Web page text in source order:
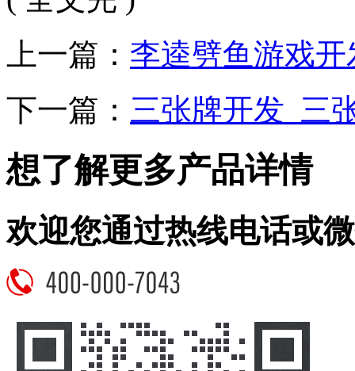
上一篇： 李逵劈鱼游戏
下一篇： 三张牌开发_三
想了解更多产品详情
欢迎您通过热线电话或